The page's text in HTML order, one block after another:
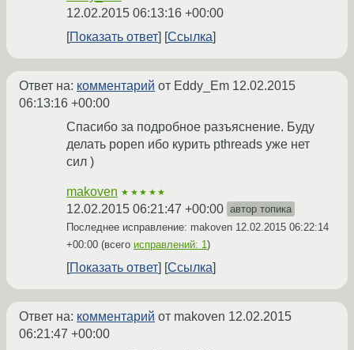
12.02.2015 06:13:16 +00:00
Показать ответ
Ссылка
Ответ на: комментарий от Eddy_Em 12.02.2015
06:13:16 +00:00
Спасибо за подробное разъяснение. Буду
делать popen ибо курить pthreads уже нет
сил )
makoven ★★★★★
12.02.2015 06:21:47 +00:00 автор топика
Последнее исправление: makoven 12.02.2015 06:22:14
+00:00 (всего исправлений: 1)
Показать ответ Ссылка
Ответ на: комментарий от makoven 12.02.2015
06:21:47 +00:00